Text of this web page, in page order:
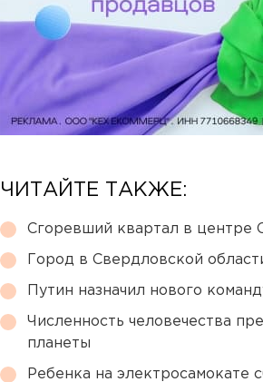
ЧИТАЙТЕ ТАКЖЕ:
Сгоревший квартал в центре
Город в Свердловской
Путин назначил нового
Численность человечества
планеты
Ребенка на электросамокате